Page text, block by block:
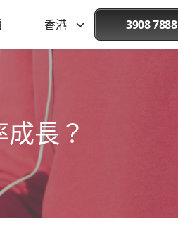
香港 3908 7888
長？